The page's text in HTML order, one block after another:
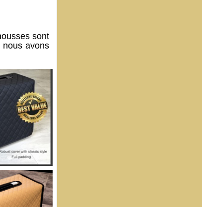
sont
avons